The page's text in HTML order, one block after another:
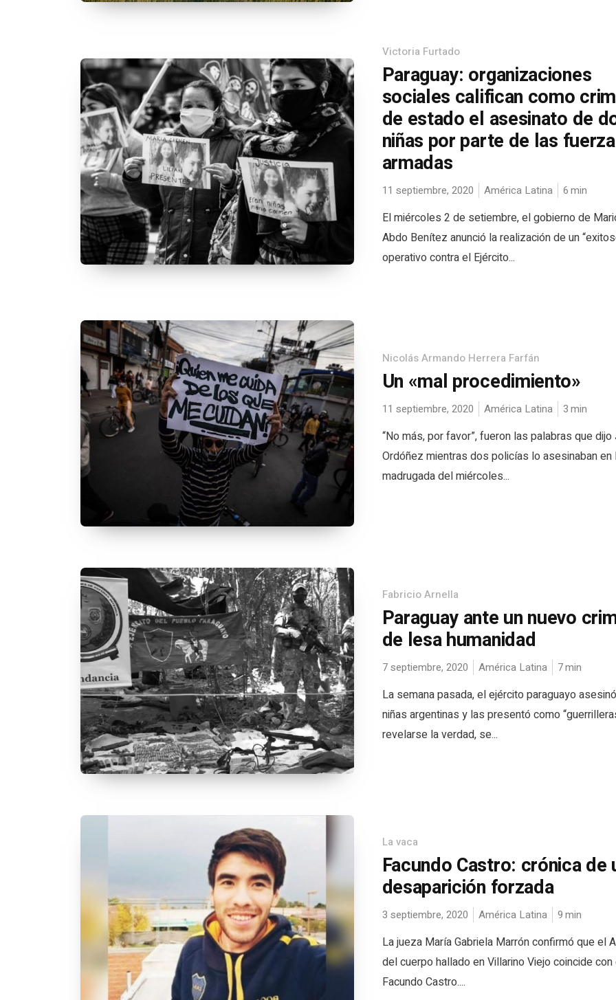
Victoria Furtado
Paraguay: organizaciones
sociales califican como
de estado el asesinato de
niñas por parte de las
armadas
11 septiembre, 2020 América Latina 6min
El miércoles 2 de setiembre, el gobierno de
Abdo Benítez anunció la realización de un
operativo contra el Ejército...
Nicolás Armando Herrera Farfán
Un «mal procedimiento»
11 septiembre, 2020 América Latina 3min
“No más, por favor”, fueron las palabras que dijo
Ordóñez mientras dos policías lo asesinaban en
madrugada del miércoles...
Fabricio Arnella
Paraguay ante un nuevo
de lesa humanidad
7 septiembre, 2020 América Latina 7min
La semana pasada, el ejército paraguayo
niñas argentinas y las presentó como
revelarse la verdad, se...
La vaca
Facundo Castro: crónica de
desaparición forzada
3 septiembre, 2020 América Latina 9min
La jueza María Gabriela Marrón confirmó que el
del cuerpo hallado en Villarino Viejo coincide
Facundo Castro....